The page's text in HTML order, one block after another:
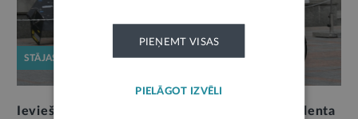
STĀJAS SPĒKĀ
Ievieš ārvalstu militārās darbības izraisīta incidenta
PIEŅEMT VISAS
PIELĀGOT IZVĒLI